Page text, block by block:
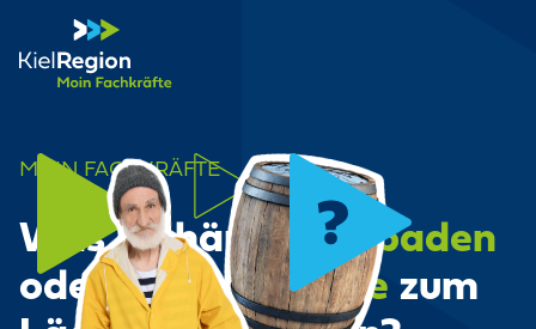
Gesundheit - Moin Fachkräfte
MOIN FACHKRÄFTE
W as ist härter E sbaden
oder No rd deutsche zum